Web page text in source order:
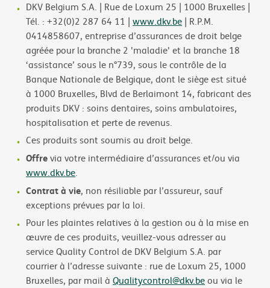
DKV Belgium S.A. | Rue de Loxum 25 | 1000 Bruxelles |
Tél. : +32(0)2 287 64 11 | www.dkv.be | R.P.M.
0414858607, entreprise d’assurances de droit belge
agréée pour la branche 2 'maladie' et la branche 18
‘assistance’ sous le n°739, sous le contrôle de la
Banque Nationale de Belgique, dont le siège est situé
à 1000 Bruxelles, Blvd de Berlaimont 14, fabricant des
produits DKV : soins dentaires, soins ambulatoires,
hospitalisation et perte de revenus.
Ces produits sont soumis au droit belge.
Offrevia votre intermédiaire d’assurances et/ou via
www.dkv.be.
Contrat à vie, non résiliable par l’assureur, sauf
exceptions prévues par la loi.
Pour les plaintes relatives à la gestion ou à la mise en
œuvre de ces produits, veuillez-vous adresser au
service Quality Control de DKV Belgium S.A. par
courrier à l’adresse suivante : rue de Loxum 25, 1000
Bruxelles, par mail à Qualitycontrol@dkv.beou via le